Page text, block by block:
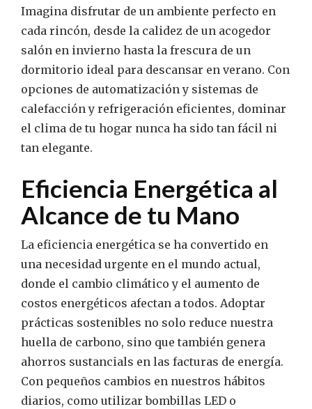
Imagina disfrutar de un ambiente perfecto en
cada rincón, desde la calidez de un acogedor
salón en invierno hasta la frescura de un
dormitorio ideal para descansar en verano. Con
opciones de automatización y sistemas de
calefacción y refrigeración eficientes, dominar
el clima de tu hogar nunca ha sido tan fácil ni
tan elegante.
Eficiencia Energética al
Alcance de tu Mano
La eficiencia energética se ha convertido en
una necesidad urgente en el mundo actual,
donde el cambio climático y el aumento de
costos energéticos afectan a todos. Adoptar
prácticas sostenibles no solo reduce nuestra
huella de carbono, sino que también genera
ahorros sustancials en las facturas de energía.
Con pequeños cambios en nuestros hábitos
diarios, como utilizar bombillas LED o